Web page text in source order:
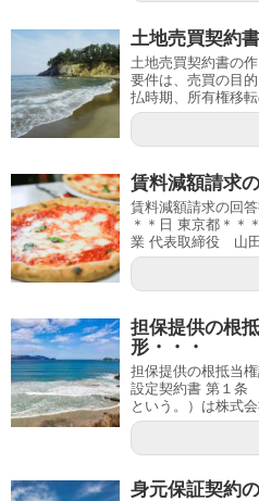
土地売買契約
土地売買契約書の
要件は、売買の目
払時期、所有権移
賃料減額請求
賃料減額請求の回
＊＊日 東京都＊＊
業 代表取締役 山
担保提供の根
形・・・
担保提供の根抵当
設定契約書 第１条
という。）は株式
身元保証契約